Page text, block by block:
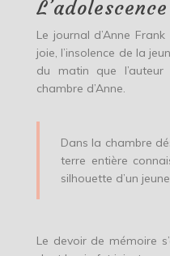
Le journal d’Anne
joie, l’insolence de la
du matin que
chambre d’Anne.
Dans la chambre
terre entière
silhouette d’un
Le devoir de mémoire